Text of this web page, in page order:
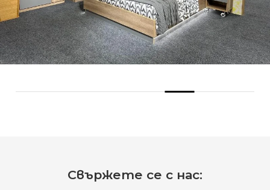
Свържете се с нас: